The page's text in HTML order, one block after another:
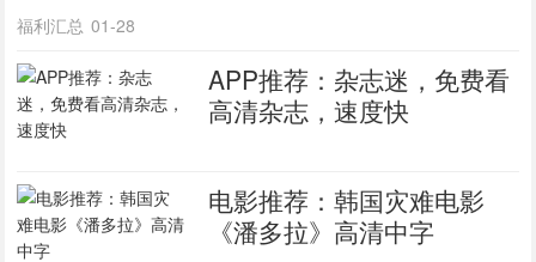
福利汇总 01-28
APP推荐：杂志迷，免费看
高清杂志，速度快
电影推荐：韩国灾难电影
《潘多拉》高清中字